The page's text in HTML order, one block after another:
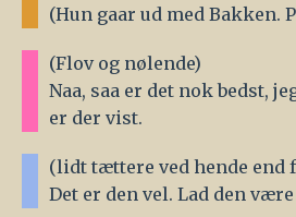
(Hun gaar ud med Bakken.
(Flov og nølende)
Naa, saa er det nok bedst,
er der vist.
(lidt tættere ved hende end
Det er den vel. Lad den være